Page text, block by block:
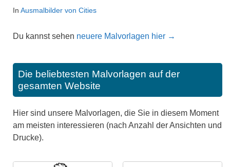
In Ausmalbilder von Cities
Du kannst sehen neuere Malvorlagen hier →
Die beliebtesten Malvorlagen auf der
gesamten Website
Hier sind unsere Malvorlagen, die Sie in diesem Moment
am meisten interessieren (nach Anzahl der Ansichten und
Drucke).